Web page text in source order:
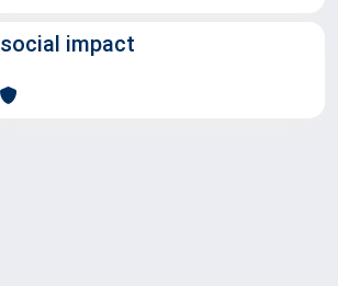
social impact